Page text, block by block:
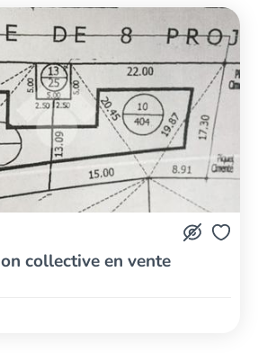
collective en vente